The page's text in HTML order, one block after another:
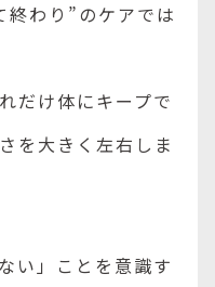
終わり”のケアでは
だけ体にキープで
を大きく左右しま
い」ことを意識す